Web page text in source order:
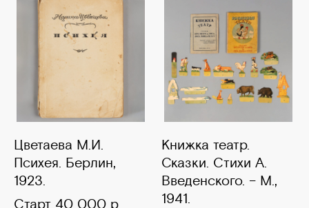
Цветаева М.И.
Психея. Берлин,
1923.
Старт 40 000 р.
Книжка театр.
Сказки. Стихи А.
Введенского. – М.,
1941.